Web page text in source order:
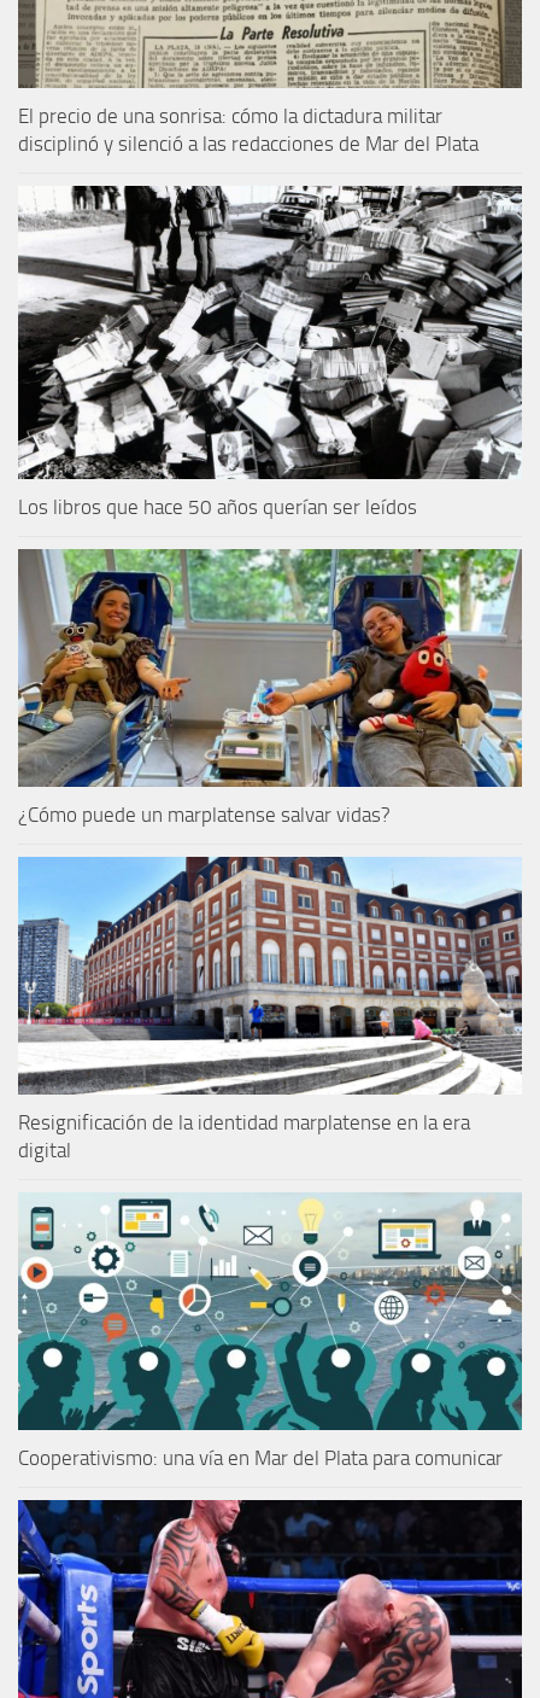
El precio de una sonrisa: cómo la dictadura militar
disciplinó y silenció a las redacciones de Mar del Plata
Los libros que hace 50 años querían ser leídos
¿Cómo puede un marplatense salvar vidas?
Resignificación de la identidad marplatense en la era
digital
Cooperativismo: una vía en Mar del Plata para comunicar